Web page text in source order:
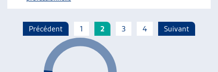
Précédent 1 2 3 4 Suivant